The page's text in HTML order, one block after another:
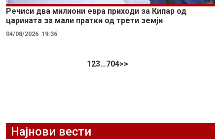
Речиси два милиони евра приходи за Кипар од
царината за мали пратки од трети земји
04/08/2026 19:36
123…704>>
Најнови вести